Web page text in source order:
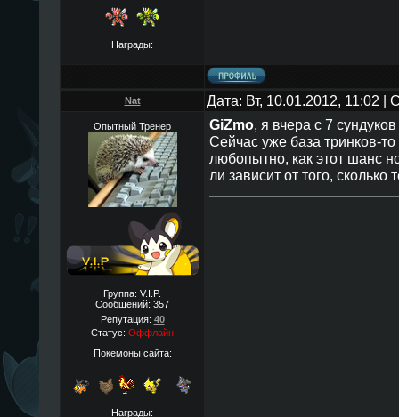
Награды:
Nat Дата: Вт, 10.01.2012, 11:02
Опытный Тренер
Группа: V.I.P.
Сообщений: 357
Репутация: 40
Статус: Оффлайн
Покемоны сайта:
Награды:
GiZmo, я вчера с 7
Сейчас уже база тринков-
любопытно, как этот шанс
ли зависит от того, сколько